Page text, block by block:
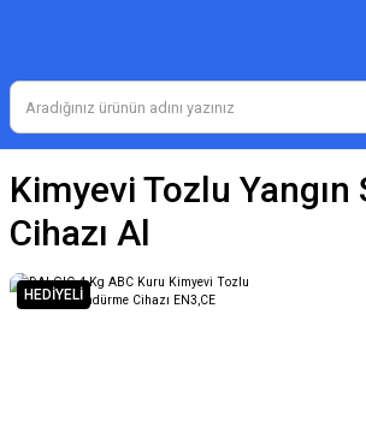
Kimyevi Tozlu
Cihazı Al
HEDİYELİ